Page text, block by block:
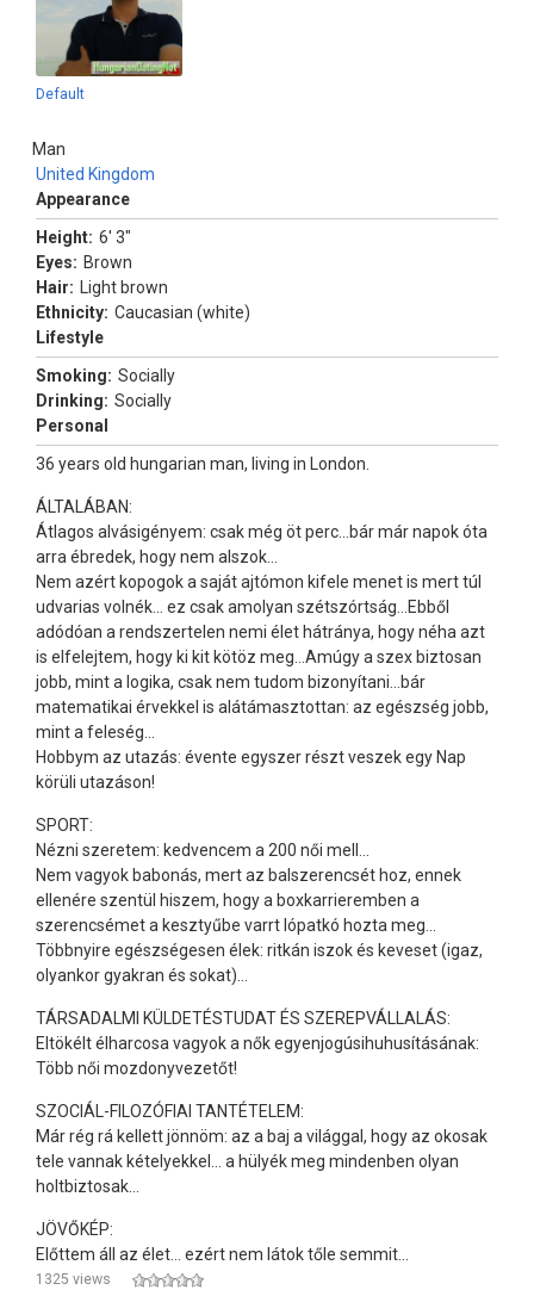
Default
Man
United Kingdom
Appearance
Height: 6' 3"
Eyes: Brown
Hair:
Light brown
Ethnicity: Caucasian (white)
Lifestyle
Smoking: Socially
Drinking: Socially
Personal
36 years old hungarian man, living in London.
ÁLTALÁBAN:
Átlagos alvásigényem: csak még öt perc...bár már napok óta
arra ébredek, hogy nem alszok...
Nem azért kopogok a saját ajtómon kifele menet is mert túl
udvarias volnék... ez csak amolyan szétszórtság...Ebből
adódóan a rendszertelen nemi élet hátránya, hogy néha azt
is elfelejtem, hogy ki kit kötöz meg...Amúgy a szex biztosan
jobb, mint a logika, csak nem tudom bizonyítani...bár
matematikai érvekkel is alátámasztottan: az egészség jobb,
mint a feleség...
Hobbym az utazás: évente egyszer részt veszek egy Nap
körüli utazáson!
SPORT:
Nézni szeretem: kedvencem a 200 női mell...
Nem vagyok babonás, mert az balszerencsét hoz, ennek
ellenére szentül hiszem, hogy a boxkarrieremben a
szerencsémet a kesztyűbe varrt lópatkó hozta meg...
Többnyire egészségesen élek: ritkán iszok és keveset (igaz,
olyankor gyakran és sokat)...
TÁRSADALMI KÜLDETÉSTUDAT ÉS SZEREPVÁLLALÁS:
Eltökélt élharcosa vagyok a nők egyenjogúsihuhusításának:
Több női mozdonyvezetőt!
SZOCIÁL-FILOZÓFIAI TANTÉTELEM:
Már rég rá kellett jönnöm: az a baj a világgal, hogy az okosak
tele vannak kételyekkel... a hülyék meg mindenben olyan
holtbiztosak...
JÖVŐKÉP:
Előttem áll az élet... ezért nem látok tőle semmit...
1325 views